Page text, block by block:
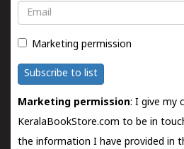
Email
Marketing permission
Subscribe to list
Marketing permission: I give my
KeralaBookStore.com to be in
the information I have provided in